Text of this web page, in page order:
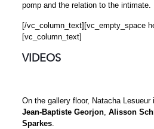
pomp and the relation to the intimate.
[/vc_column_text][vc_empty_space
[vc_column_text]
VIDEOS
On the gallery floor, Natacha Lesueur
Jean-Baptiste Georjon, Alisson
Sparkes.